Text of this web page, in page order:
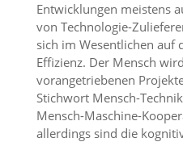
Entwicklungen meistens
von Technologie-
sich im Wesentlichen auf
Effizienz. Der Mensch
vorangetriebenen
Stichwort Mensch-
Mensch-Maschine-
allerdings sind die